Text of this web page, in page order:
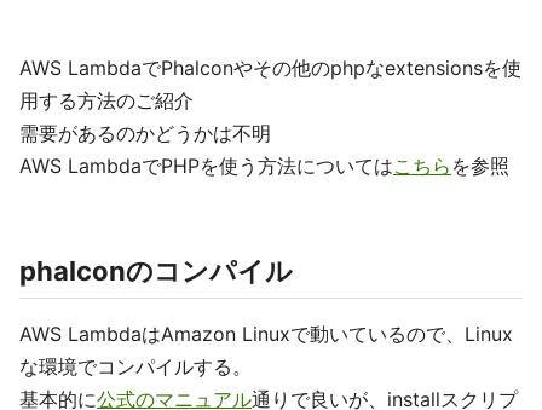
AWS LambdaでPhalconやその他のphpなextensionsを使
用する方法のご紹介
需要があるのかどうかは不明
AWS LambdaでPHPを使う方法についてはこちら を参照
phalconのコンパイル
AWS LambdaはAmazon Linuxで動いているので、Linux
な環境でコンパイルする。
基本的に公式のマニュアル通りで良いが、installスクリプ